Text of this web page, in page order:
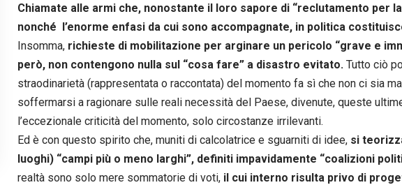
Chiamate alle armi che, nonostante il loro sapore di “reclutamento per
nonché l’enorme enfasi da cui sono accompagnate, in politica
Insomma, richieste di mobilitazione per arginare un pericolo “grave e
però, non contengono nulla sul “cosa fare” a disastro evitato. Tutto ciò
straodinarietà (rappresentata o raccontata) del momento fa sì che non ci sia
soffermarsi a ragionare sulle reali necessità del Paese, divenute, queste
l’eccezionale criticità del momento, solo circostanze irrilevanti.
Ed è con questo spirito che, muniti di calcolatrice e sguarniti di idee, si
luoghi) “campi più o meno larghi”, definiti impavidamente “coalizioni
realtà sono solo mere sommatorie di voti, il cui interno risulta privo di